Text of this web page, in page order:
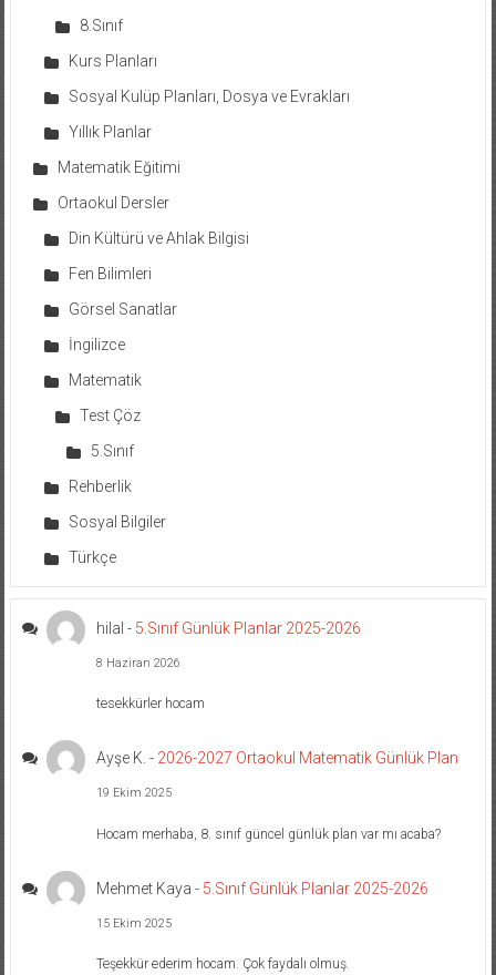
8.Sınıf
Kurs Planları
Sosyal Kulüp Planları, Dosya ve Evrakları
Yıllık Planlar
Matematik Eğitimi
Ortaokul Dersler
Din Kültürü ve Ahlak Bilgisi
Fen Bilimleri
Görsel Sanatlar
İngilizce
Matematik
Test Çöz
5.Sınıf
Rehberlik
Sosyal Bilgiler
Türkçe
hilal - 5.Sınıf Günlük Planlar 2025-2026
8 Haziran 2026
tesekkürler hocam
Ayşe K. - 2026-2027 Ortaokul Matematik Günlük Plan
19 Ekim 2025
Hocam merhaba, 8. sınıf güncel günlük plan var mı acaba?
Mehmet Kaya - 5.Sınıf Günlük Planlar 2025-2026
15 Ekim 2025
Teşekkür ederim hocam. Çok faydalı olmuş.